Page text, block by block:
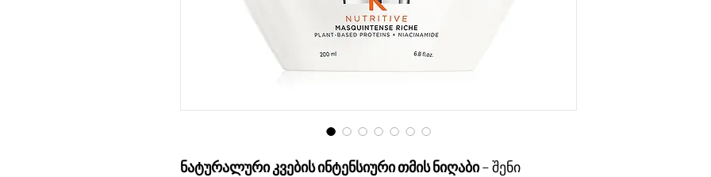
ნატურალური კვების ინტენსიური თმის ნიღაბი– შენი